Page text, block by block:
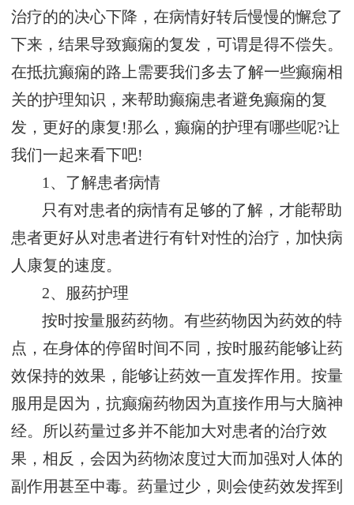
治疗的的决心下降，在病情好转后慢慢的懈怠了
下来，结果导致癫痫的复发，可谓是得不偿失。
在抵抗癫痫的路上需要我们多去了解一些癫痫相
关的护理知识，来帮助癫痫患者避免癫痫的复
发，更好的康复!那么，癫痫的护理有哪些呢?让
我们一起来看下吧!
1、了解患者病情
只有对患者的病情有足够的了解，才能帮助
患者更好从对患者进行有针对性的治疗，加快病
人康复的速度。
2、服药护理
按时按量服药药物。有些药物因为药效的特
点，在身体的停留时间不同，按时服药能够让药
效保持的效果，能够让药效一直发挥作用。按量
服用是因为，抗癫痫药物因为直接作用与大脑神
经。所以药量过多并不能加大对患者的治疗效
果，相反，会因为药物浓度过大而加强对人体的
副作用甚至中毒。药量过少，则会使药效发挥到